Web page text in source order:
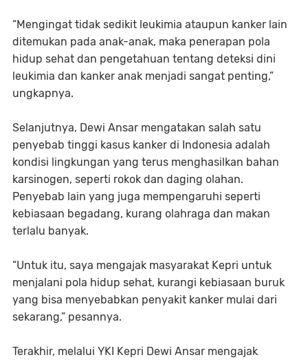
“Mengingat tidak sedikit leukimia ataupun kanker lain
ditemukan pada anak-anak, maka penerapan pola
hidup sehat dan pengetahuan tentang deteksi dini
leukimia dan kanker anak menjadi sangat penting,”
ungkapnya.
Selanjutnya, Dewi Ansar mengatakan salah satu
penyebab tinggi kasus kanker di Indonesia adalah
kondisi lingkungan yang terus menghasilkan bahan
karsinogen, seperti rokok dan daging olahan.
Penyebab lain yang juga mempengaruhi seperti
kebiasaan begadang, kurang olahraga dan makan
terlalu banyak.
“Untuk itu, saya mengajak masyarakat Kepri untuk
menjalani pola hidup sehat, kurangi kebiasaan buruk
yang bisa menyebabkan penyakit kanker mulai dari
sekarang,” pesannya.
Terakhir, melalui YKI Kepri Dewi Ansar mengajak